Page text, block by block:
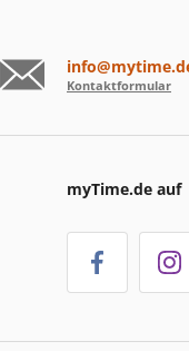
Kontaktformular
myTime.de auf